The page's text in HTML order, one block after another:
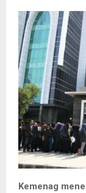
Kemenag